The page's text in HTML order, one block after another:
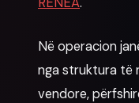
Në operacion
nga struktura të
vendore,